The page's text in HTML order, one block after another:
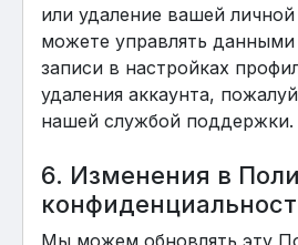
или удаление вашей
можете управлять
записи в настройках
удаления аккаунта,
нашей службой поддержки.
6. Изменения в
Мы можем обновлять эту